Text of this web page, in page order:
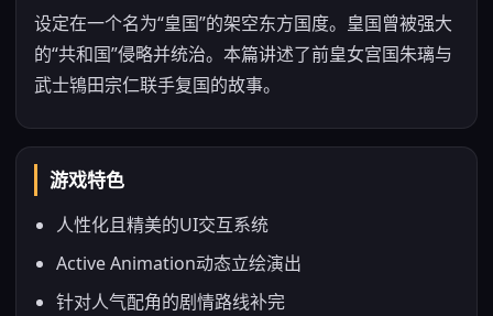
设定在一个名为“皇国”的架空东方国度。皇国曾被强大
的“共和国”侵略并统治。本篇讲述了前皇女宫国朱璃与
武士鴇田宗仁联手复国的故事。
游戏特色
人性化且精美的UI交互系统
Active Animation动态立绘演出
针对人气配角的剧情路线补完